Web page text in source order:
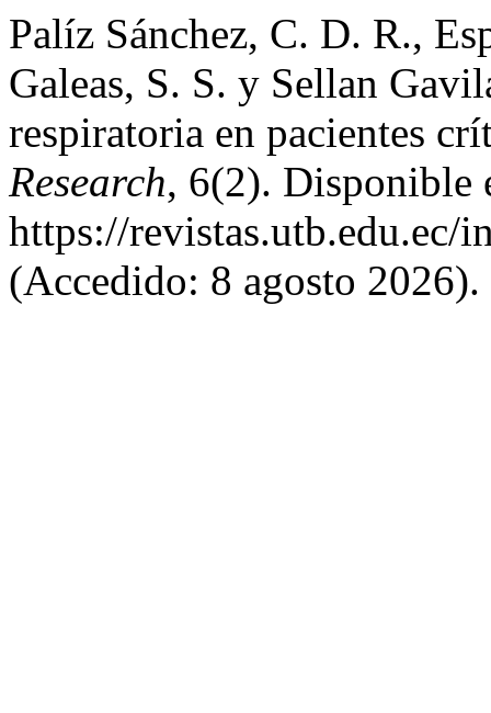
Palíz Sánchez, C. D. R.,
Galeas, S. S. y Sellan
respiratoria en pacientes
Research, 6(2). Disponible
https://revistas.utb.edu.ec/
(Accedido: 8 agosto 2026).